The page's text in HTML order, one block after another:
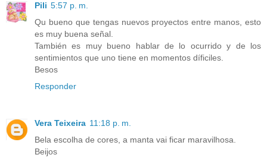
Pili 5:57 p. m.
Qu bueno que tengas nuevos proyectos entre manos, esto
es muy buena señal.
También es muy bueno hablar de lo ocurrido y de los
sentimientos que uno tiene en momentos díficiles.
Besos
Responder
Vera Teixeira 11:18 p. m.
Bela escolha de cores, a manta vai ficar maravilhosa.
Beijos